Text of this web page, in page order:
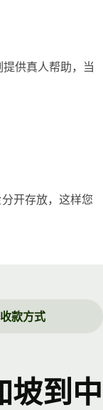
供真人帮助，当
开存放，这样您
收款方式
坡到中